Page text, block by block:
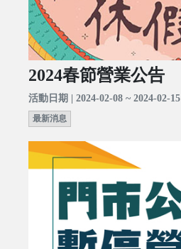
2024春節營業公告
活動日期 | 2024-02-08 ~ 2024-02-15
最新消息